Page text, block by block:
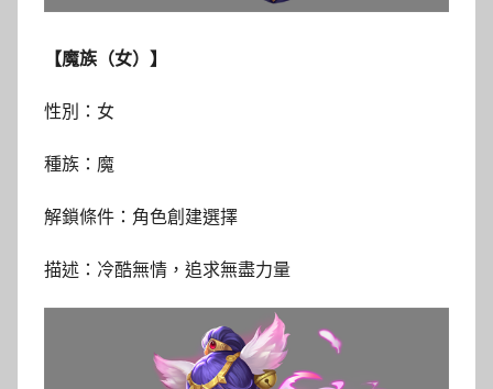
【魔族（女）】
性別：女
種族：魔
解鎖條件：角色創建選擇
描述：冷酷無情，追求無盡力量